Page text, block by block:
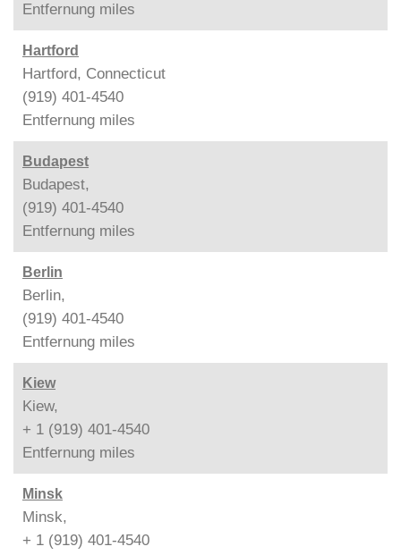
Entfernung miles
Hartford
Hartford, Connecticut
(919) 401-4540
Entfernung miles
Budapest
Budapest,
(919) 401-4540
Entfernung miles
Berlin
Berlin,
(919) 401-4540
Entfernung miles
Kiew
Kiew,
+ 1 (919) 401-4540
Entfernung miles
Minsk
Minsk,
+ 1 (919) 401-4540